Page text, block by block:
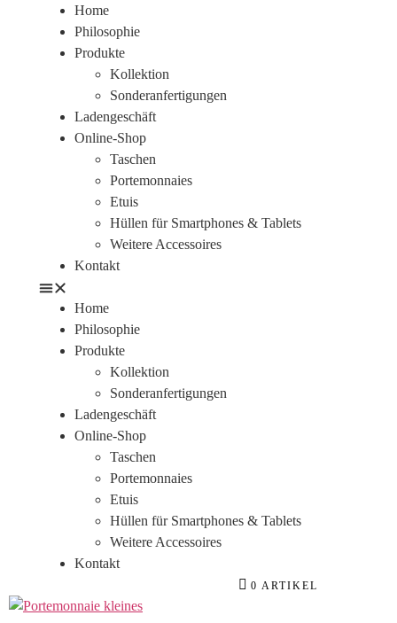
Home
Philosophie
Produkte
Kollektion
Sonderanfertigungen
Ladengeschäft
Online-Shop
Taschen
Portemonnaies
Etuis
Hüllen für Smartphones & Tablets
Weitere Accessoires
Kontakt
Home
Philosophie
Produkte
Kollektion
Sonderanfertigungen
Ladengeschäft
Online-Shop
Taschen
Portemonnaies
Etuis
Hüllen für Smartphones & Tablets
Weitere Accessoires
Kontakt
0 ARTIKEL